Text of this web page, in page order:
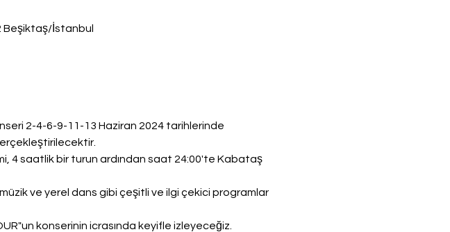
Beşiktaş/İstanbul
2-4-6-9-11-13 Haziran 2024 tarihlerinde
4 saatlik bir turun ardından saat 24:00'te Kabataş
ve yerel dans gibi çeşitli ve ilgi çekici programlar
konserinin icrasında keyifle izleyeceğiz.